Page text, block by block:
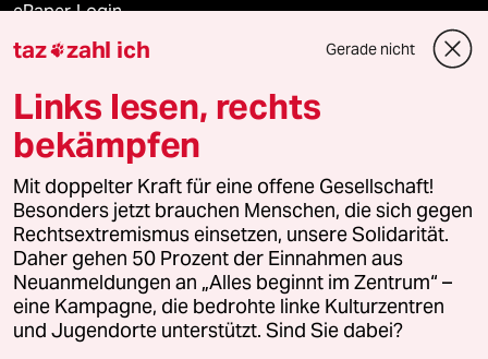
ePaper Login
Downloads für Abonnierende
© 2026 taz Verlags und Vertriebs GmbH
Alle Rechte vorbehalten. Bei rechtlichen Fragen oder für Genehmigungen
wenden Sie sich bitte an
lizenzen@taz.de
Feedback Redaktionsstatut Kommune-Richtlinien
Leitlinie Informant Datenschutz Impressum AGB
taz zahl ich Gerade nicht
Links lesen, rechts
bekämpfen
Mit doppelter Kraft für eine offene Gesellschaft!
Besonders jetzt brauchen Menschen, die sich gegen
Rechtsextremismus einsetzen, unsere Solidarität.
Daher gehen 50 Prozent der Einnahmen aus
Neuanmeldungen an „Alles beginnt im Zentrum“ –
eine Kampagne, die bedrohte linke Kulturzentren
und Jugendorte unterstützt. Sind Sie dabei?